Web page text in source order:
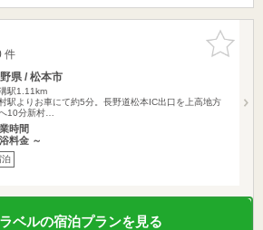
お気に入
りに追加
件
県 / 松本市
駅1.11km
駅よりお車にて約5分。長野道松本IC出口を上高地方
10分新村…
時間
料金 ～
泊
ベルの宿泊プランを見る